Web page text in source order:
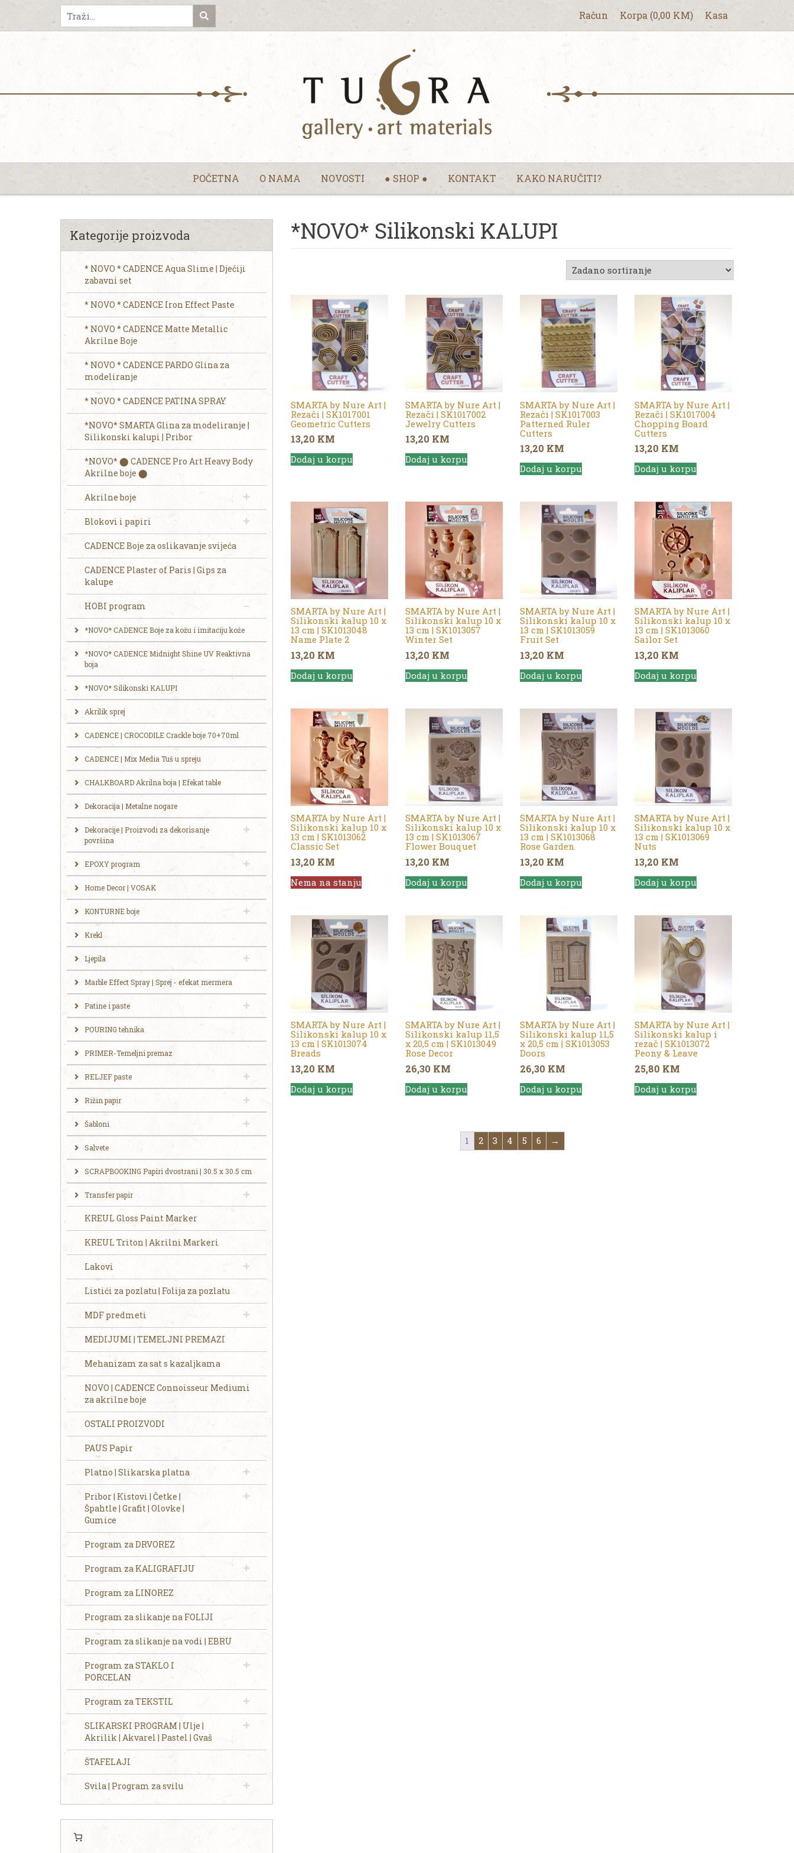
Račun Korpa (0,00 KM) Kasa
POČETNA O NAMA NOVOSTI ● SHOP ● KONTAKT KAKO NARUČITI?
*NOVO* Silikonski KALUPI
SMARTA by Nure Art |
Rezači | SK1017001
Geometric Cutters
13,20 KM
Dodaj u korpu
SMARTA by Nure Art |
Rezači | SK1017002
Jewelry Cutters
13,20 KM
Dodaj u korpu
SMARTA by Nure Art |
Rezači | SK1017003
Patterned Ruler
Cutters
13,20 KM
Dodaj u korpu
SMARTA by Nure Art |
Rezači | SK1017004
Chopping Board
Cutters
13,20 KM
Dodaj u korpu
SMARTA by Nure Art |
Silikonski kalup 10 x
13 cm | SK1013048
Name Plate 2
13,20 KM
Dodaj u korpu
SMARTA by Nure Art |
Silikonski kalup 10 x
13 cm | SK1013057
Winter Set
13,20 KM
Dodaj u korpu
SMARTA by Nure Art |
Silikonski kalup 10 x
13 cm | SK1013059
Fruit Set
13,20 KM
Dodaj u korpu
SMARTA by Nure Art |
Silikonski kalup 10 x
13 cm | SK1013060
Sailor Set
13,20 KM
Dodaj u korpu
SMARTA by Nure Art |
Silikonski kalup 10 x
13 cm | SK1013062
Classic Set
13,20 KM
Nema na stanju
SMARTA by Nure Art |
Silikonski kalup 10 x
13 cm | SK1013067
Flower Bouquet
13,20 KM
Dodaj u korpu
SMARTA by Nure Art |
Silikonski kalup 10 x
13 cm | SK1013068
Rose Garden
13,20 KM
Dodaj u korpu
SMARTA by Nure Art |
Silikonski kalup 10 x
13 cm | SK1013069
Nuts
13,20 KM
Dodaj u korpu
SMARTA by Nure Art |
Silikonski kalup 10 x
13 cm | SK1013074
Breads
13,20 KM
Dodaj u korpu
SMARTA by Nure Art |
Silikonski kalup 11,5
x 20,5 cm | SK1013049
Rose Decor
26,30 KM
Dodaj u korpu
SMARTA by Nure Art |
Silikonski kalup 11,5
x 20,5 cm | SK1013053
Doors
26,30 KM
Dodaj u korpu
SMARTA by Nure Art |
Silikonski kalup i
rezač | SK1013072
Peony & Leave
25,80 KM
Dodaj u korpu
1 2 3 4 5 6 →
Kategorije proizvoda
* NOVO * CADENCE Aqua Slime | Dječiji
zabavni set
* NOVO * CADENCE Iron Effect Paste
* NOVO * CADENCE Matte Metallic
Akrilne Boje
* NOVO * CADENCE PARDO Glina za
modeliranje
* NOVO * CADENCE PATINA SPRAY
*NOVO* SMARTA Glina za modeliranje |
Silikonski kalupi | Pribor
*NOVO* ⬤ CADENCE Pro Art Heavy Body
Akrilne boje ⬤
Akrilne boje
Blokovi i papiri
CADENCE Boje za oslikavanje svijeća
CADENCE Plaster of Paris | Gips za
kalupe
HOBI program
*NOVO* CADENCE Boje za kožu i imitaciju kože
*NOVO* CADENCE Midnight Shine UV Reaktivna
boja
*NOVO* Silikonski KALUPI
Akrilik sprej
CADENCE | CROCODILE Crackle boje 70+70ml
CADENCE | Mix Media Tuš u spreju
CHALKBOARD Akrilna boja | Efekat table
Dekoracija | Metalne nogare
Dekoracije | Proizvodi za dekorisanje
površina
EPOXY program
Home Decor | VOSAK
KONTURNE boje
Krekl
Ljepila
Marble Effect Spray | Sprej - efekat mermera
Patine i paste
POURING tehnika
PRIMER-Temeljni premaz
RELJEF paste
Rižin papir
Šabloni
Salvete
SCRAPBOOKING Papiri dvostrani | 30.5 x 30.5 cm
Transfer papir
KREUL Gloss Paint Marker
KREUL Triton | Akrilni Markeri
Lakovi
Listići za pozlatu | Folija za pozlatu
MDF predmeti
MEDIJUMI | TEMELJNI PREMAZI
Mehanizam za sat s kazaljkama
NOVO | CADENCE Connoisseur Mediumi
za akrilne boje
OSTALI PROIZVODI
PAUS Papir
Platno | Slikarska platna
Pribor | Kistovi | Četke |
Špahtle | Grafit | Olovke |
Gumice
Program za DRVOREZ
Program za KALIGRAFIJU
Program za LINOREZ
Program za slikanje na FOLIJI
Program za slikanje na vodi | EBRU
Program za STAKLO I
PORCELAN
Program za TEKSTIL
SLIKARSKI PROGRAM | Ulje |
Akrilik | Akvarel | Pastel | Gvaš
ŠTAFELAJI
Svila | Program za svilu